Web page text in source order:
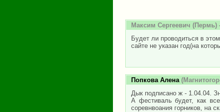
Максим Сергеевич (Пермь)
Будет ли проводиться в
сайте не указан год(на
Попкова Алена
Дык подписано ж - 1.04.04.
А фестиваль будет, как
соревнвоания горников, на